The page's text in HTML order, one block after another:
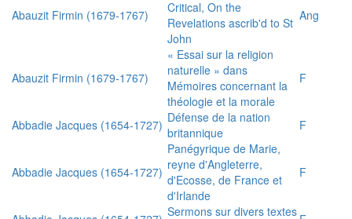
Abauzit Firmin (1679-1767)
Critical, On the
Revelations ascrib'd to St
John
Ang
Abauzit Firmin (1679-1767)
« Essai sur la religion
naturelle » dans
Mémoires concernant la
théologie et la morale
F
Abbadie Jacques (1654-1727) Défense de la nation
britannique
F
Abbadie Jacques (1654-1727)
Panégyrique de Marie,
reyne d'Angleterre,
d'Ecosse, de France et
d'Irlande
F
Sermons sur divers textes